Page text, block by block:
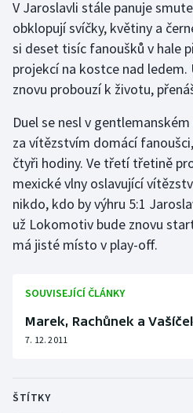
Florbal
Futsal
Golf
Gymnastika
Házená
Jezdectví
Judo
Krasobruslení
Lezení
Moderní pětiboj
V Jaroslavli stále panuje
obklopují svíčky, květiny a
si deset tisíc fanoušků v hale
projekcí na kostce nad
znovu probouzí k životu,
Duel se nesl v
za vítězstvím domácí
čtyři hodiny. Ve třetí třetině
mexické vlny oslavující
nikdo, kdo by výhru 5:1
už Lokomotiv bude znovu
má jisté místo v play-off.
SOUVISEJÍCÍ ČLÁNKY
Marek, Rachůnek a
7. 12. 2011
ŠTÍTKY